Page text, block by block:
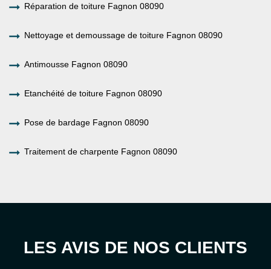
Réparation de toiture Fagnon 08090
Nettoyage et demoussage de toiture Fagnon 08090
Antimousse Fagnon 08090
Etanchéité de toiture Fagnon 08090
Pose de bardage Fagnon 08090
Traitement de charpente Fagnon 08090
LES AVIS DE NOS CLIENTS